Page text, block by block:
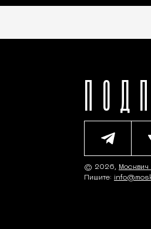
© 2026, Москвич
Пишите: